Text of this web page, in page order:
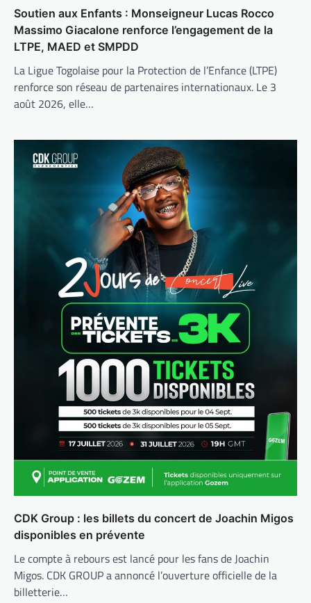
Soutien aux Enfants : Monseigneur Lucas Rocco
Massimo Giacalone renforce l’engagement de la
LTPE, MAED et SMPDD
La Ligue Togolaise pour la Protection de l’Enfance (LTPE)
renforce son réseau de partenaires internationaux. Le 3
août 2026, elle…
CDK Group : les billets du concert de Joachin Migos
disponibles en prévente
Le compte à rebours est lancé pour les fans de Joachin
Migos. CDK GROUP a annoncé l’ouverture officielle de la
billetterie…